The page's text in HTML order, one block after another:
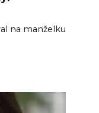
na manželku